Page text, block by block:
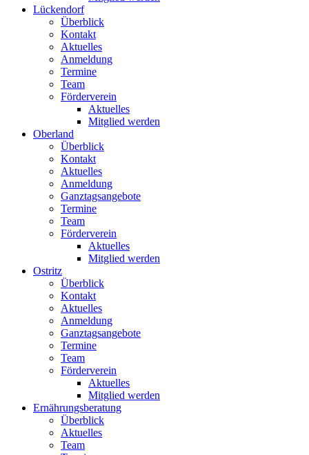
Lückendorf
Überblick
Kontakt
Aktuelles
Anmeldung
Termine
Team
Förderverein
Aktuelles
Mitglied werden
Oberland
Überblick
Kontakt
Aktuelles
Anmeldung
Ganztagsangebote
Termine
Team
Förderverein
Aktuelles
Mitglied werden
Ostritz
Überblick
Kontakt
Aktuelles
Anmeldung
Ganztagsangebote
Termine
Team
Förderverein
Aktuelles
Mitglied werden
Ernährungsberatung
Überblick
Aktuelles
Team